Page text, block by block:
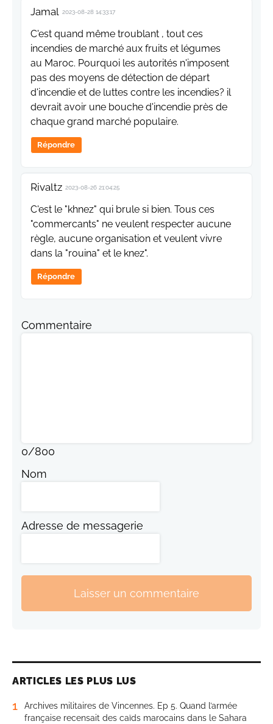
Jamal 2023-08-28 14:33:17
C'est quand même troublant , tout ces
incendies de marché aux fruits et légumes
au Maroc. Pourquoi les autorités n'imposent
pas des moyens de détection de départ
d'incendie et de luttes contre les incendies? il
devrait avoir une bouche d'incendie près de
chaque grand marché populaire.
Répondre
Rivaltz 2023-08-26 21:04:25
C'est le "khnez" qui brule si bien. Tous ces
"commercants" ne veulent respecter aucune
règle, aucune organisation et veulent vivre
dans la "rouina" et le knez".
Répondre
Commentaire
0/800
Nom
Adresse de messagerie
Laisser un commentaire
ARTICLES LES PLUS LUS
1
Archives militaires de Vincennes. Ep 5. Quand l’armée
française recensait des caïds marocains dans le Sahara